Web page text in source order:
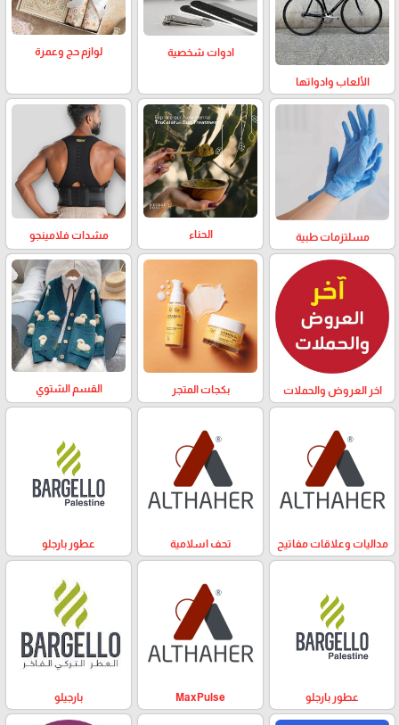
الألعاب وادواتها
ادوات شخصية لوازم حج وعمرة
مسلتزمات طبية الحناء مشدات فلامينجو
اخر العروض والحملات بكجات المتجر القسم الشتوي
مداليات وعلاقات مفاتيح تحف اسلامية عطور بارجلو
عطور بارجلو MaxPulse بارجيلو